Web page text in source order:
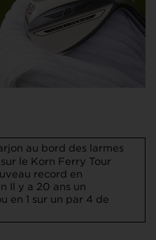
au bord des larmes
le Korn Ferry Tour
record en
Il y a 20 ans un
en 1 sur un par 4 de